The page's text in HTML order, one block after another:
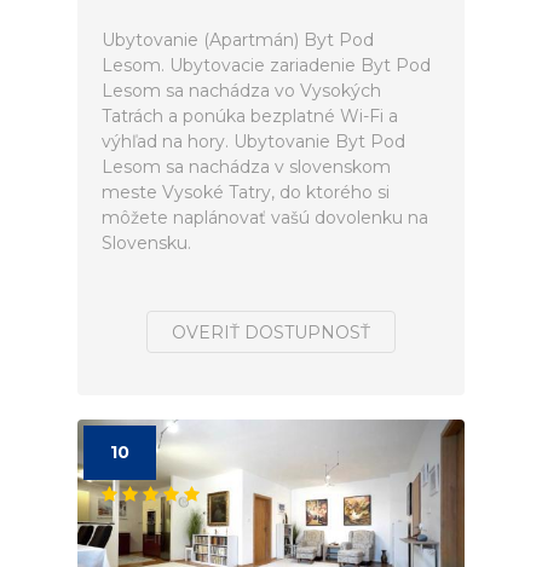
Ubytovanie (Apartmán) Byt Pod
Lesom. Ubytovacie zariadenie Byt Pod
Lesom sa nachádza vo Vysokých
Tatrách a ponúka bezplatné Wi-Fi a
výhľad na hory. Ubytovanie Byt Pod
Lesom sa nachádza v slovenskom
meste Vysoké Tatry, do ktorého si
môžete naplánovať vašú dovolenku na
Slovensku.
OVERIŤ DOSTUPNOSŤ
10